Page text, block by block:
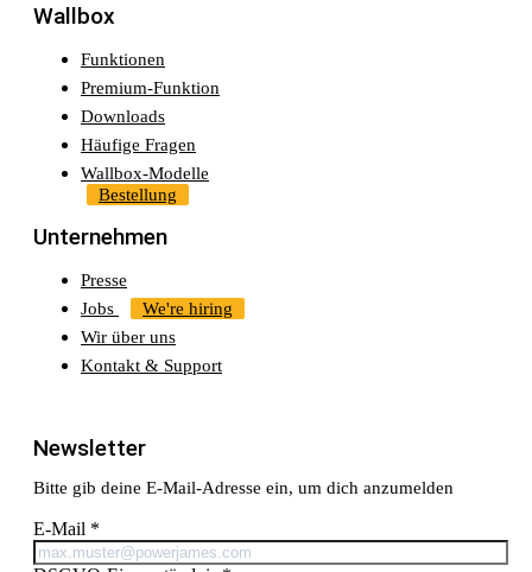
Wallbox
Funktionen
Premium-Funktion
Downloads
Häufige Fragen
Wallbox-Modelle
Bestellung
Unternehmen
Presse
Jobs
We're hiring
Wir über uns
Kontakt & Support
Newsletter
Bitte gib deine E-Mail-Adresse ein, um dich anzumelden
E-Mail *